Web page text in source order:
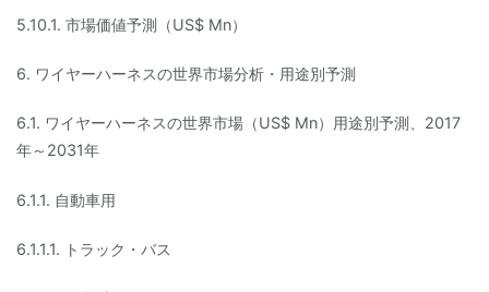
5.10.1. 市場価値予測（US$ Mn）
6. ワイヤーハーネスの世界市場分析・用途別予測
6.1. ワイヤーハーネスの世界市場（US$ Mn）用途別予測、2017
年～2031年
6.1.1. 自動車用
6.1.1.1. トラック・バス